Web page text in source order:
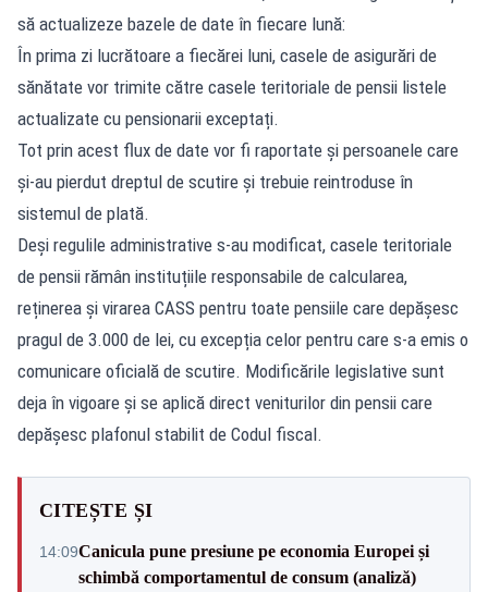
să actualizeze bazele de date în fiecare lună:
În prima zi lucrătoare a fiecărei luni, casele de asigurări de
sănătate vor trimite către casele teritoriale de pensii listele
actualizate cu pensionarii exceptați.
Tot prin acest flux de date vor fi raportate și persoanele care
și-au pierdut dreptul de scutire și trebuie reintroduse în
sistemul de plată.
Deși regulile administrative s-au modificat, casele teritoriale
de pensii rămân instituțiile responsabile de calcularea,
reținerea și virarea CASS pentru toate pensiile care depășesc
pragul de 3.000 de lei, cu excepția celor pentru care s-a emis o
comunicare oficială de scutire. Modificările legislative sunt
deja în vigoare și se aplică direct veniturilor din pensii care
depășesc plafonul stabilit de Codul fiscal.
CITEȘTE ȘI
14:09Canicula pune presiune pe economia Europei și
schimbă comportamentul de consum (analiză)